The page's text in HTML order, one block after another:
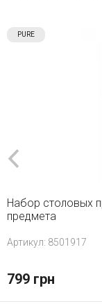
PURE
Набор столовых
предмета
Aртикул: 8501917
799 грн